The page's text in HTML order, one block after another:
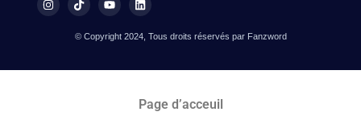
© Copyright 2024, Tous droits réservés par Fanzword
Page d’acceuil